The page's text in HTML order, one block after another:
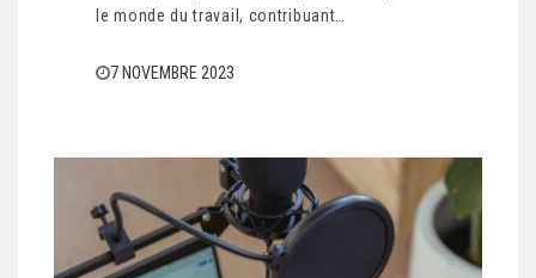
le monde du travail, contribuant…
7 NOVEMBRE 2023